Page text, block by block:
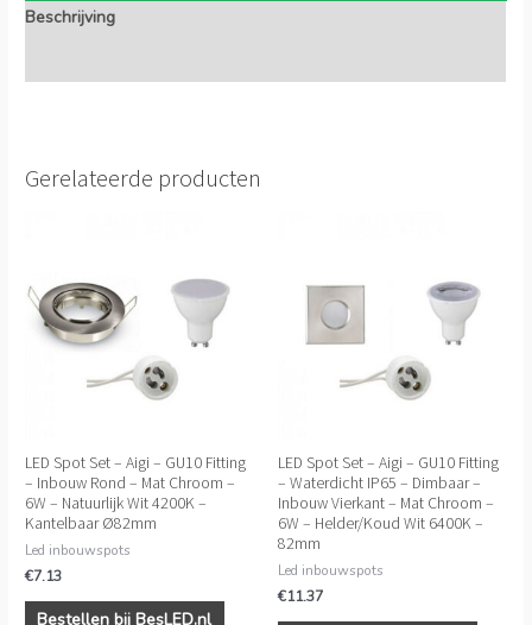
Beschrijving
Gerelateerde producten
LED Spot Set – Aigi – GU10 Fitting
– Inbouw Rond – Mat Chroom –
6W – Natuurlijk Wit 4200K –
Kantelbaar Ø82mm
Led inbouwspots
€7.13
Bestellen bij BesLED.nl
LED Spot Set – Aigi – GU10 Fitting
– Waterdicht IP65 – Dimbaar –
Inbouw Vierkant – Mat Chroom –
6W – Helder/Koud Wit 6400K –
82mm
Led inbouwspots
€11.37